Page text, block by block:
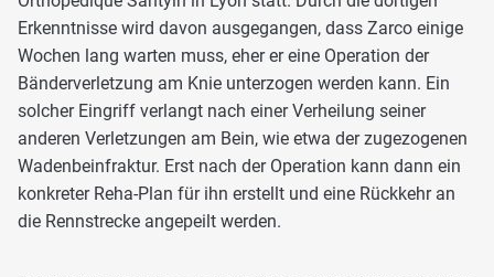
Erkenntnisse wird davon ausgegangen, dass Zarco einige
Wochen lang warten muss, eher er eine Operation der
Bänderverletzung am Knie unterzogen werden kann. Ein
solcher Eingriff verlangt nach einer Verheilung seiner
anderen Verletzungen am Bein, wie etwa der zugezogenen
Wadenbeinfraktur. Erst nach der Operation kann dann ein
konkreter Reha-Plan für ihn erstellt und eine Rückkehr an
die Rennstrecke angepeilt werden.